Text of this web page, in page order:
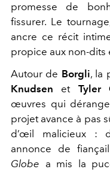
promesse de
fissurer. Le
ancre ce récit
propice aux non-dits
Autour de Borgli, la
Knudsen et Tyler
œuvres qui
projet avance à pas
d’œil malicieux :
annonce de
Globe a mis la